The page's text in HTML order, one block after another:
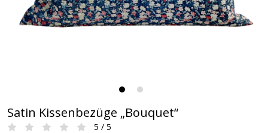
Satin Kissenbezüge „Bouquet“
5 / 5